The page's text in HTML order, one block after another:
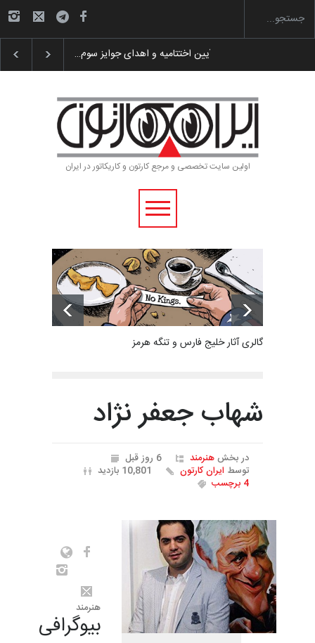
به یاد اردوغان باشول (۱۹۳۶–۲۰۲۶)
اولین سایت تخصصی و مرجع کارتون و کاریکاتور در ایران
گالری آثار خلیج فارس و تنگه هرمز
شهاب جعفر نژاد
در بخشهنرمند
6 روز قبل
توسط ایران کارتون
10,801 بازدید
4 برچسب
هنرمند
بیوگرافی